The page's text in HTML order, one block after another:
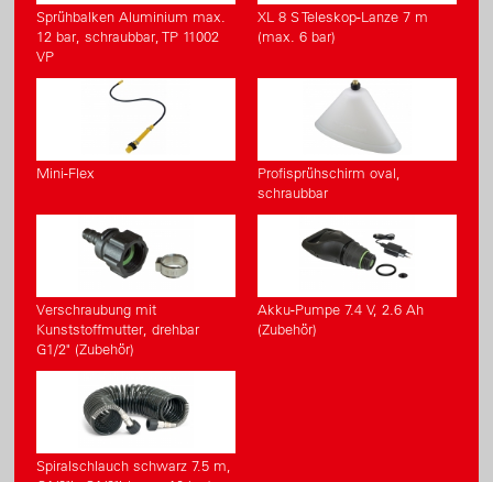
Sprühbalken Aluminium max.
12 bar, schraubbar, TP 11002
VP
XL 8 S Teleskop-Lanze 7 m
(max. 6 bar)
Mini-Flex
Profisprühschirm oval,
schraubbar
Verschraubung mit
Kunststoffmutter, drehbar
G1/2" (Zubehör)
Akku-Pumpe 7.4 V, 2.6 Ah
(Zubehör)
Spiralschlauch schwarz 7.5 m,